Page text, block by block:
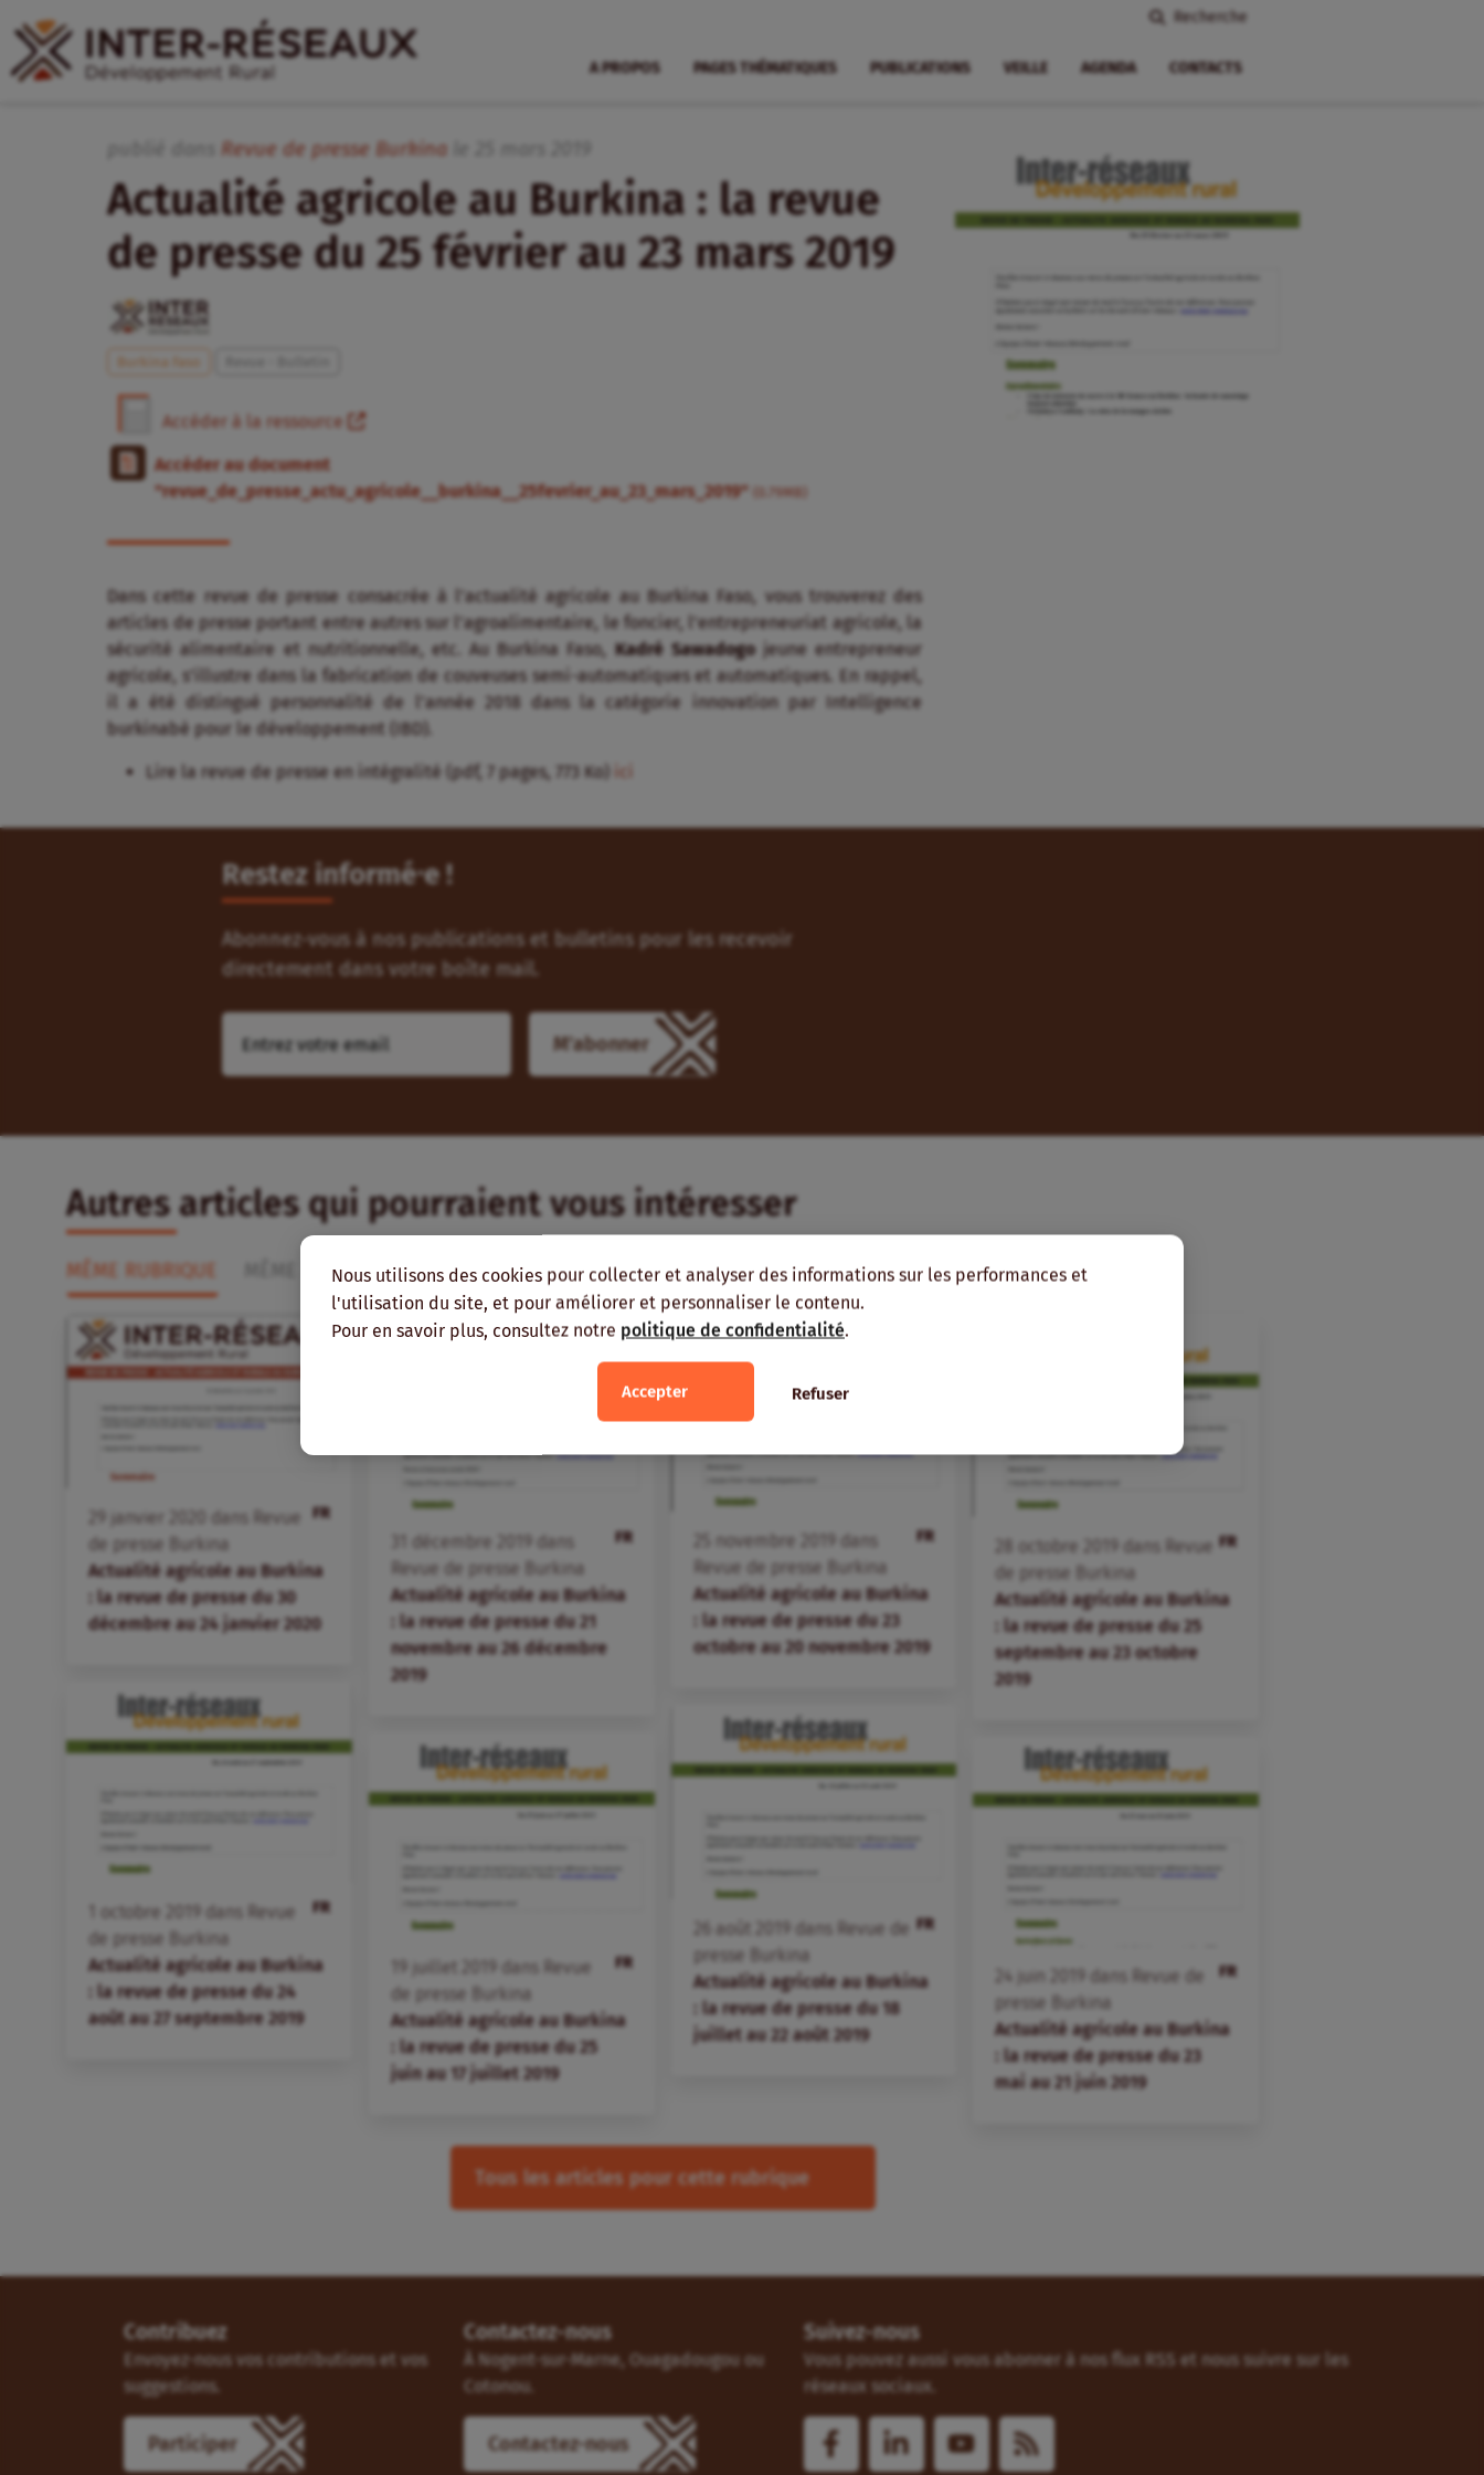
Nous utilisons des cookies pour collecter et analyser des informations sur les performances et
l'utilisation du site, et pour améliorer et personnaliser le contenu.
Pour en savoir plus, consultez notre politique de confidentialité.
Accepter Refuser
Recherche
A PROPOS PAGES THÉMATIQUES PUBLICATIONS VEILLE AGENDA CONTACTS
Revue de presse Burkina
Actualité agricole au Burkina : la revue
de presse du 25 février au 23 mars 2019
Burkina Faso
Accéder à la ressource
Accéder au document
"revue_de_presse_actu_agricole__burkina__25fevrier_au_23_mars_2019"
(0.79MB)
Dans cette revue de presse consacrée à l’actualité agricole au Burkina Faso, vous trouverez des
articles de presse portant entre autres sur l’agroalimentaire, le foncier, l’entrepreneuriat agricole, la
sécurité alimentaire et nutritionnelle, etc. Au Burkina Faso, Kadré Sawadogojeune entrepreneur
agricole, s’illustre dans la fabrication de couveuses semi-automatiques et automatiques. En rappel,
il a été distingué personnalité de l’année 2018 dans la catégorie innovation par Intelligence
burkinabè pour le développement (IBD).
Lire la revue de presse en intégralité (pdf, 7 pages, 773 Ko) ici
Restez informé⸱e !
Abonnez-vous à nos publications et bulletins pour les recevoir
directement dans votre boîte mail.
Autres articles qui pourraient vous intéresser
MÊME RUBRIQUE MÊME RÉGION MÊME AUTEUR
FR
janvier dans
Revue
de presse Burkina
Actualité agricole au Burkina
: la revue de presse du 30
décembre au 24 janvier 2020
FR
décembre
dans
Revue de presse Burkina
Actualité agricole au Burkina
: la revue de presse du 21
novembre au 26 décembre
2019
FR
novembre
dans
Revue de presse Burkina
Actualité agricole au Burkina
: la revue de presse du 23
octobre au 20 novembre 2019
FR
octobre dans
Revue
de presse Burkina
Actualité agricole au Burkina
: la revue de presse du 25
septembre au 23 octobre
2019
FR
octobre dans
Revue
de presse Burkina
Actualité agricole au Burkina
: la revue de presse du 24
août au 27 septembre 2019
FR
août dans
Revue de
presse Burkina
Actualité agricole au Burkina
: la revue de presse du 18
juillet au 22 août 2019
FR
juillet dans
Revue
de presse Burkina
Actualité agricole au Burkina
: la revue de presse du 25
juin au 17 juillet 2019
FR
24 juin dans
Revue de
presse Burkina
Actualité agricole au Burkina
: la revue de presse du 23
mai au 21 juin 2019
Tous les articles pour cette rubrique
Contribuez
Envoyez-nous vos contributions et vos
suggestions.
Participer
Contactez-nous
À Nogent-sur-Marne, Ouagadougou ou
Cotonou.
Contactez-nous
Suivez-nous
Vous pouvez aussi vous abonner à nos flux RSS et nous suivre sur les
réseaux sociaux.